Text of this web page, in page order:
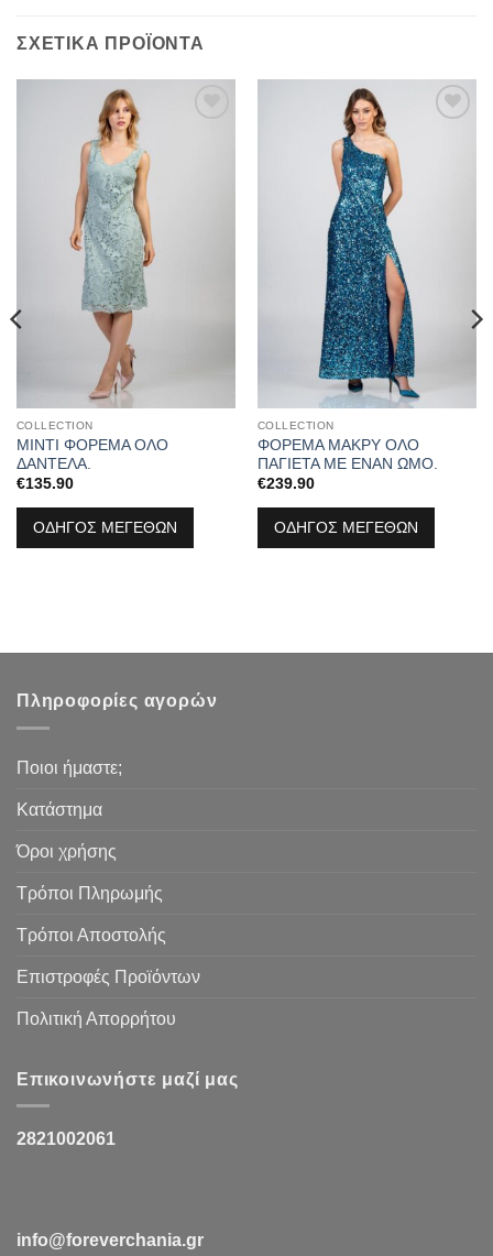
ΣΧΕΤΙΚΆ ΠΡΟΪΌΝΤΑ
COLLECTION
ΜΙΝΤΙ ΦΟΡΕΜΑ ΟΛΟ
ΔΑΝΤΕΛΑ.
€135.90
ΟΔΗΓΟΣ ΜΕΓΕΘΩΝ
αγαπημένα
COLLECTION
ΦΟΡΕΜΑ ΜΑΚΡΥ ΟΛΟ
ΠΑΓΙΕΤΑ ΜΕ ΕΝΑΝ ΩΜΟ.
€239.90
ΟΔΗΓΟΣ ΜΕΓΕΘΩΝ
Πληροφορίες αγορών
Ποιοι ήμαστε;
Κατάστημα
Όροι χρήσης
Τρόποι Πληρωμής
Τρόποι Αποστολής
Επιστροφές Προϊόντων
Πολιτική Απορρήτου
Επικοινωνήστε μαζί μας
2821002061
info@foreverchania.gr